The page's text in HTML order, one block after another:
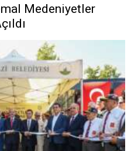
Medeniyetler